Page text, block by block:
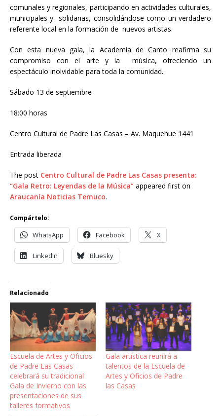
comunales y regionales, participando en actividades culturales,
municipales y solidarias, consolidándose como un verdadero
referente local en la formación de nuevos artistas.
Con esta nueva gala, la Academia de Canto reafirma su
compromiso con el arte y la música, ofreciendo un
espectáculo inolvidable para toda la comunidad.
Sábado 13 de septiembre
18:00 horas
Centro Cultural de Padre Las Casas – Av. Maquehue 1441
Entrada liberada
The post Centro Cultural de Padre Las Casas presenta:
“Gala Retro: Leyendas de la Música” appeared first on
Araucanía Noticias Temuco.
Compártelo:
WhatsApp Facebook X
LinkedIn Bluesky
Relacionado
Escuela de Artes y Oficios
de Padre Las Casas
celebrará su tradicional
Gala de Invierno con las
presentaciones de sus
talleres formativos
Gala artística reunirá a
talentos de la Escuela de
Artes y Oficios de Padre
las Casas